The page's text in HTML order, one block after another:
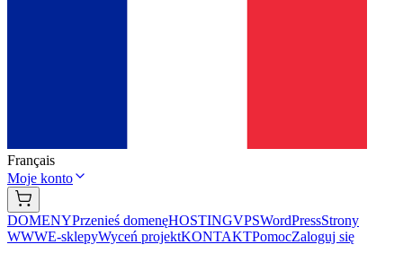
Français
Moje konto
DOMENYPrzenieś domenęHOSTINGVPSWordPressStrony
WWWE-sklepyWyceń projektKONTAKTPomocZaloguj się